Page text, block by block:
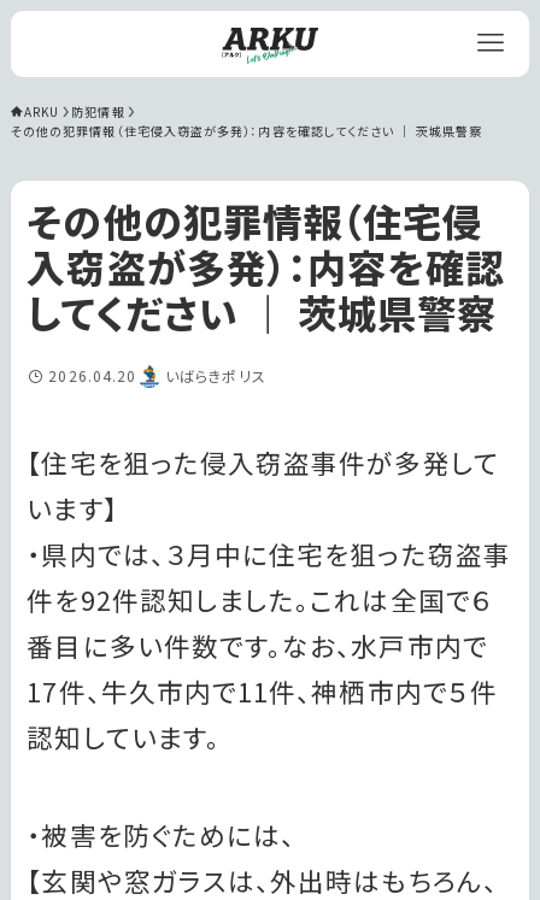
ARKU
防犯情報
その他の犯罪情報（住宅侵入窃盗が多発）：内容を確認してください ｜ 茨城県警察
その他の犯罪情報（住宅侵
入窃盗が多発）：内容を確認
してください ｜ 茨城県警察
2026.04.20 いばらきポリス
【住宅を狙った侵入窃盗事件が多発して
います】
・県内では、３月中に住宅を狙った窃盗事
件を92件認知しました。これは全国で６
番目に多い件数です。なお、水戸市内で
17件、牛久市内で11件、神栖市内で５件
認知しています。
・被害を防ぐためには、
【玄関や窓ガラスは、外出時はもちろん、